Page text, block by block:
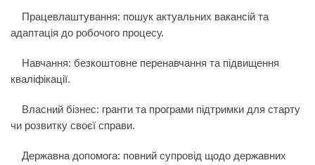
Працевлаштування: пошук актуальних вакансій та
адаптація до робочого процесу.
Навчання: безкоштовне перенавчання та підвищення
кваліфікації.
Власний бізнес: гранти та програми підтримки для старту
чи розвитку своєї справи.
Державна допомога: повний супровід щодо державних